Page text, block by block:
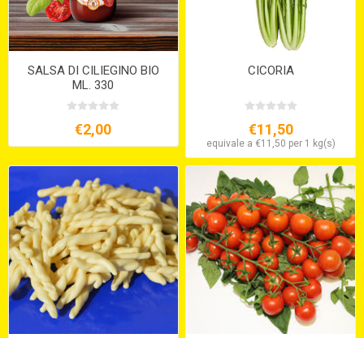
SALSA DI CILIEGINO BIO
ML. 330
€2,00
CICORIA
€11,50
equivale a €11,50 per 1 kg(s)